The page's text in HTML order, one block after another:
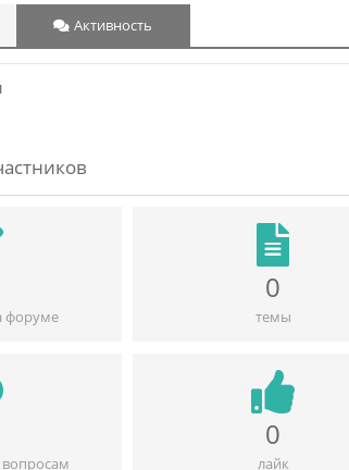
Активность
форуме
0
темы
0
лайк